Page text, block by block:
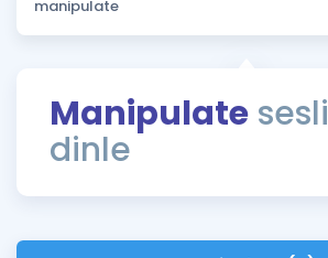
Puan Hesaplama
ÖSYM Sınav Takvimi
Kampanyalar
Manipulate sesli
dinle